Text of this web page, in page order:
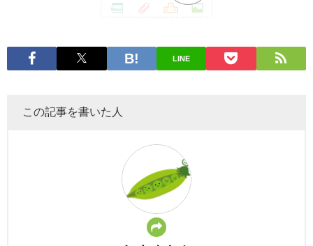
LINE
この記事を書いた人